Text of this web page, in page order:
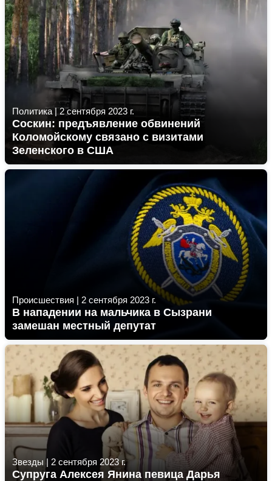
Политика|2 сентября 2023 г.
Соскин: предъявление обвинений
Коломойскому связано с визитами
Зеленского в США
Происшествия | 2 сентября 2023 г.
В нападении на мальчика в Сызрани
замешан местный депутат
Звезды | 2 сентября 2023 г.
Супруга Алексея Янина певица Дарья